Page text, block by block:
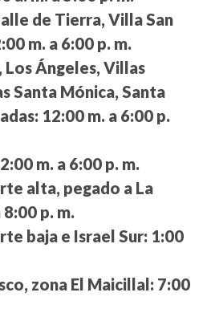
de Tierra, Villa San
m. a 6:00 p. m.
Los Ángeles, Villas
Santa Mónica, Santa
12:00 m. a 6:00 p.
m. a 6:00 p. m.
alta, pegado a La
8:00 p. m.
baja e Israel Sur: 1:00
zona El Maicillal: 7:00